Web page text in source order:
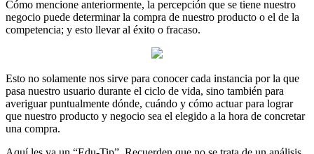
Cómo mencione anteriormente, la percepción que se tiene nuestro
negocio puede determinar la compra de nuestro producto o el de la
competencia; y esto llevar al éxito o fracaso.
Esto no solamente nos sirve para conocer cada instancia por la que
pasa nuestro usuario durante el ciclo de vida, sino también para
averiguar puntualmente dónde, cuándo y cómo actuar para lograr
que nuestro producto y negocio sea el elegido a la hora de concretar
una compra.